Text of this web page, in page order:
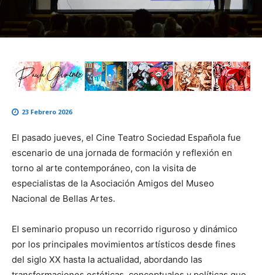
23 Febrero 2026
El pasado jueves, el Cine Teatro Sociedad Española fue
escenario de una jornada de formación y reflexión en
torno al arte contemporáneo, con la visita de
especialistas de la Asociación Amigos del Museo
Nacional de Bellas Artes.
El seminario propuso un recorrido riguroso y dinámico
por los principales movimientos artísticos desde fines
del siglo XX hasta la actualidad, abordando las